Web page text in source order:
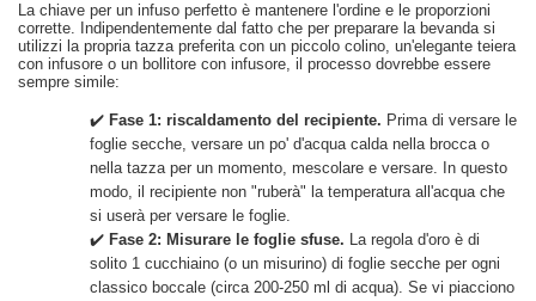
La chiave per un infuso perfetto è mantenere l'ordine e le proporzioni
corrette. Indipendentemente dal fatto che per preparare la bevanda si
utilizzi la propria tazza preferita con un piccolo colino, un'elegante teiera
con infusore o un bollitore con infusore, il processo dovrebbe essere
sempre simile:
✔️ Fase 1: riscaldamento del recipiente. Prima di versare le
foglie secche, versare un po' d'acqua calda nella brocca o
nella tazza per un momento, mescolare e versare. In questo
modo, il recipiente non "ruberà" la temperatura all'acqua che
si userà per versare le foglie.
✔️ Fase 2: Misurare le foglie sfuse. La regola d'oro è di
solito 1 cucchiaino (o un misurino) di foglie secche per ogni
classico boccale (circa 200-250 ml di acqua). Se vi piacciono